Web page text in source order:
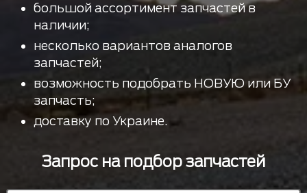
большой ассортимент запчастей в
наличии;
несколько вариантов аналогов
запчастей;
возможность подобрать НОВУЮ или БУ
запчасть;
доставку по Украине.
Запрос на подбор запчастей